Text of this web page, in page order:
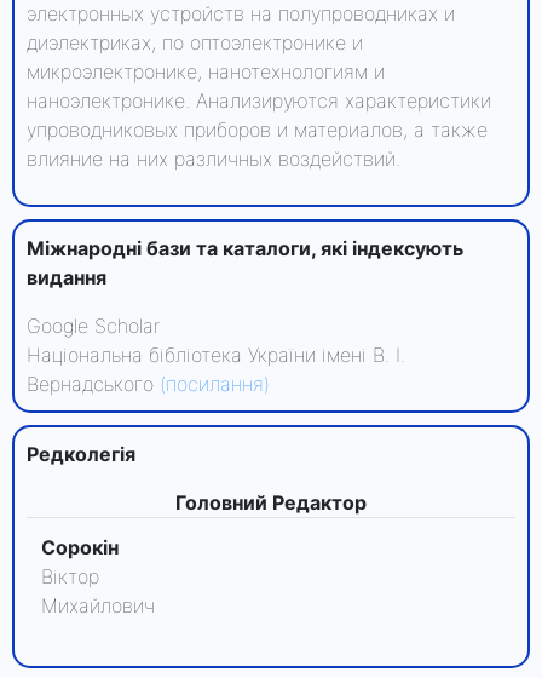
электронных устройств на полупроводниках и
диэлектриках, по оптоэлектронике и
микроэлектронике, нанотехнологиям и
наноэлектронике. Анализируются характеристики
упроводниковых приборов и материалов, а также
влияние на них различных воздействий.
Міжнародні бази та каталоги, які індексують
видання
Google Scholar
Національна бібліотека України імені В. І.
Вернадського (посилання)
Редколегiя
Головний Редактор
Сорокін
Віктор
Михайлович